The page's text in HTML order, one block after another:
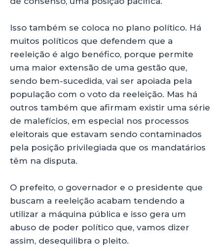
Isso também se coloca no plano político. Há
muitos políticos que defendem que a
reeleição é algo benéfico, porque permite
uma maior extensão de uma gestão que,
sendo bem-sucedida, vai ser apoiada pela
população com o voto da reeleição. Mas há
outros também que afirmam existir uma série
de malefícios, em especial nos processos
eleitorais que estavam sendo contaminados
pela posição privilegiada que os mandatários
têm na disputa.
O prefeito, o governador e o presidente que
buscam a reeleição acabam tendendo a
utilizar a máquina pública e isso gera um
abuso de poder político que, vamos dizer
assim, desequilibra o pleito.